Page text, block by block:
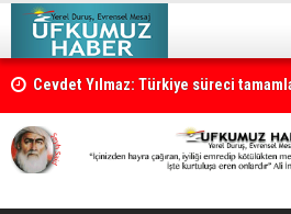
Cevdet Yılmaz: Türkiye süreci